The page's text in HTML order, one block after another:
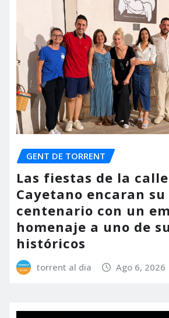
GENT DE TORRENT
Las fiestas de la calle
Cayetano encaran su
centenario con un
homenaje a uno de
históricos
torrent al dia Ago 6, 2026